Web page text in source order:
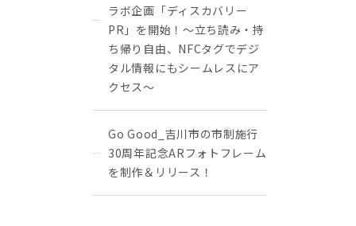
ラボ企画「ディスカバリー
PR」を開始！〜立ち読み・持
ち帰り自由、NFCタグでデジ
タル情報にもシームレスにア
クセス〜
Go Good_吉川市の市制施行
30周年記念ARフォトフレーム
を制作＆リリース！